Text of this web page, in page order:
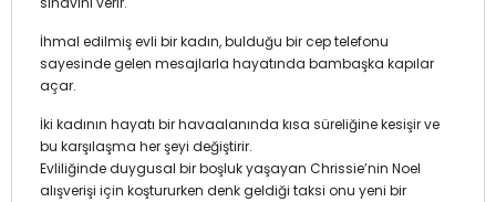
İhmal edilmiş evli bir kadın, bulduğu bir cep telefonu
sayesinde gelen mesajlarla hayatında bambaşka kapılar
açar.
İki kadının hayatı bir havaalanında kısa süreliğine kesişir ve
bu karşılaşma her şeyi değiştirir.
Evliliğinde duygusal bir boşluk yaşayan Chrissie’nin Noel
alışverişi için koştururken denk geldiği taksi onu yeni bir